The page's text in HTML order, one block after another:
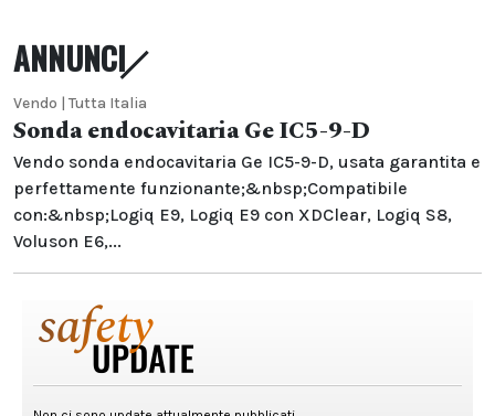
ANNUNCI
Vendo | Tutta Italia
Sonda endocavitaria Ge IC5-9-D
Vendo sonda endocavitaria Ge IC5-9-D, usata garantita e
perfettamente funzionante;&nbsp;Compatibile
con:&nbsp;Logiq E9, Logiq E9 con XDClear, Logiq S8,
Voluson E6,...